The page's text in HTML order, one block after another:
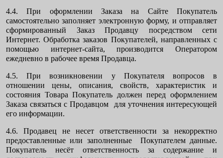
4.4. При оформлении Заказа на Сайте Покупатель
самостоятельно заполняет электронную форму, и отправляет
сформированный Заказ Продавцу посредством сети
Интернет. Обработка заказов Покупателей, направленных с
помощью интернет-сайта, производится Оператором
ежедневно в рабочее время Продавца.
4.5. При возникновении у Покупателя вопросов в
отношении цены, описания, свойств, характеристик и
состояния Товара Покупатель должен перед оформлением
Заказа связаться с Продавцом для уточнения интересующей
его информации.
4.6. Продавец не несет ответственности за некорректно
предоставленные или заполненные Покупателем данные.
Покупатель несёт ответственность за содержание и